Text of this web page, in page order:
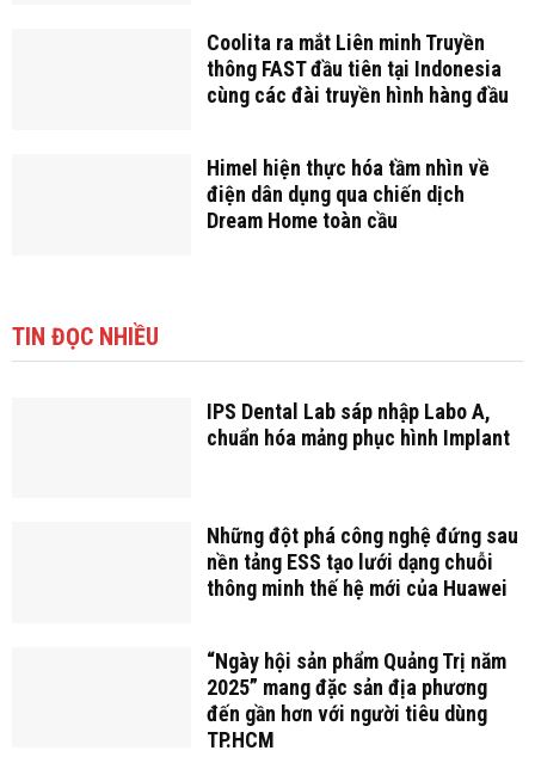
Coolita ra mắt Liên minh Truyền
thông FAST đầu tiên tại Indonesia
cùng các đài truyền hình hàng đầu
Himel hiện thực hóa tầm nhìn về
điện dân dụng qua chiến dịch
Dream Home toàn cầu
TIN ĐỌC NHIỀU
IPS Dental Lab sáp nhập Labo A,
chuẩn hóa mảng phục hình Implant
Những đột phá công nghệ đứng sau
nền tảng ESS tạo lưới dạng chuỗi
thông minh thế hệ mới của Huawei
“Ngày hội sản phẩm Quảng Trị năm
2025” mang đặc sản địa phương
đến gần hơn với người tiêu dùng
TP.HCM